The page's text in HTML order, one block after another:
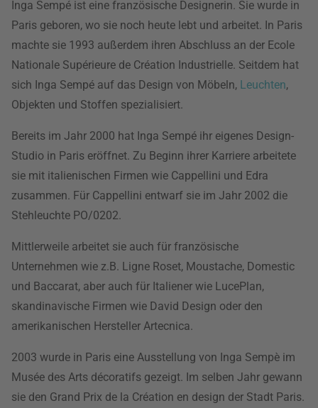
Inga Sempé ist eine französische Designerin. Sie wurde in
Paris geboren, wo sie noch heute lebt und arbeitet. In Paris
machte sie 1993 außerdem ihren Abschluss an der Ecole
Nationale Supérieure de Création Industrielle. Seitdem hat
sich Inga Sempé auf das Design von Möbeln, Leuchten,
Objekten und Stoffen spezialisiert.
Bereits im Jahr 2000 hat Inga Sempé ihr eigenes Design-
Studio in Paris eröffnet. Zu Beginn ihrer Karriere arbeitete
sie mit italienischen Firmen wie Cappellini und Edra
zusammen. Für Cappellini entwarf sie im Jahr 2002 die
Stehleuchte PO/0202.
Mittlerweile arbeitet sie auch für französische
Unternehmen wie z.B. Ligne Roset, Moustache, Domestic
und Baccarat, aber auch für Italiener wie LucePlan,
skandinavische Firmen wie David Design oder den
amerikanischen Hersteller Artecnica.
2003 wurde in Paris eine Ausstellung von Inga Sempè im
Musée des Arts décoratifs gezeigt. Im selben Jahr gewann
sie den Grand Prix de la Création en design der Stadt Paris.